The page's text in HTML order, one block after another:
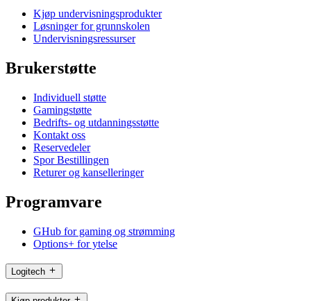
Kjøp undervisningsprodukter
Løsninger for grunnskolen
Undervisningsressurser
Brukerstøtte
Individuell støtte
Gamingstøtte
Bedrifts- og utdanningsstøtte
Kontakt oss
Reservedeler
Spor Bestillingen
Returer og kanselleringer
Programvare
GHub for gaming og strømming
Options+ for ytelse
Logitech